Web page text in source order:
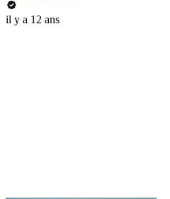
il y a 12 ans